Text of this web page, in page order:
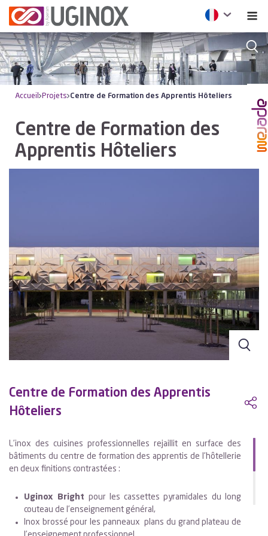
Accueil Projets Centre de Formation des Apprentis Hôteliers
Centre de Formation des
Apprentis Hôteliers
Centre de Formation des Apprentis
Hôteliers
L’inox des cuisines professionnelles rejaillit en surface des
bâtiments du centre de formation des apprentis de l’hôtellerie
en deux finitions contrastées :
Uginox Bright pour les cassettes pyramidales du long
couteau de l’enseignement général,
Inox brossé pour les panneaux plans du grand plateau de